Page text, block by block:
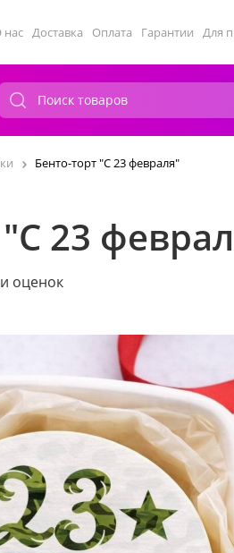
нас Доставка Оплата Гарантии Для
Бенто-торт "С 23 февраля"
23
оценок